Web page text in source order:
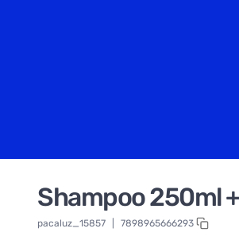
Shampoo 250ml
pacaluz_15857 7898965666293